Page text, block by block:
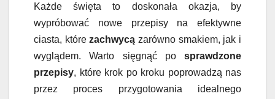
Każde święta to doskonała okazja, by
wypróbować nowe przepisy na efektywne
ciasta, którezachwycą zarówno smakiem, jak i
wyglądem. Warto sięgnąć po sprawdzone
przepisy, które krok po kroku poprowadzą nas
przez proces przygotowania idealnego